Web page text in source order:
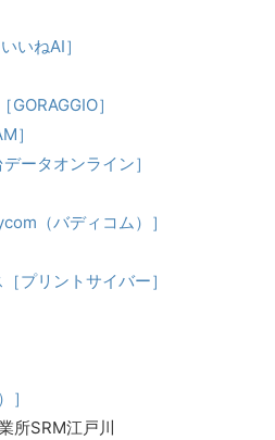
いねAI］
］
］
ータオンライン］
（バディコム）］
プリントサイバー］
所SRM江戸川